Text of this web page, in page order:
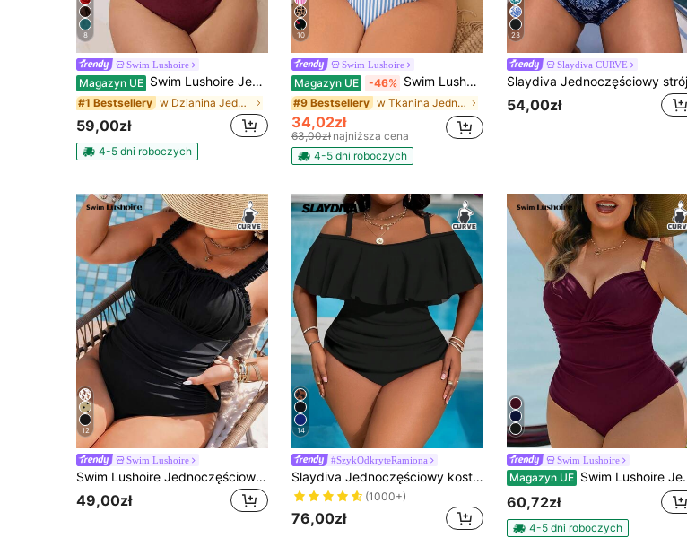
8
Swim Lushoire
Magazyn UE Swim Lushoire Jednoczęściowy kostium kąpielowy dla kobiet w dużych rozmiarach z marszczonym pasem z motylem, swobodny, wakacyjny
#1 Bestsellery w Dzianina Jednoczęściowe rozmiary plus
59,00zł
4-5 dni roboczych
10
Swim Lushoire
Magazyn UE -46% Swim Lushoire Plus Size Women Printed Striped Spaghetti Strap Camisole, Modelujący Jednoczęściowy Kostium Kąpielowy Odpowiedni Na Plażę I Wakacje, Lato
#9 Bestsellery w Tkanina Jednoczęściowe rozmiary plus
34,02zł
63,00zł najniższa cena
4-5 dni roboczych
23
Slaydiva CURVE
54,00zł
12
Swim Lushoire
Swim Lushoire Jednoczęściowy kostium kąpielowy w dużym rozmiarze z nadrukiem kwiatów wiśni, dojrzały styl europejski i amerykański
49,00zł
14
#SzykOdkryteRamiona
Slaydiva Jednoczęściowy kostium kąpielowy dla kobiet w dużych rozmiarach z falbanką i odkrytymi ramionami, z marszczeniami po bokach, na letnią plażę
(1000+)
76,00zł
Swim Lushoire
Magazyn UE Swim Lushoire Jednokolorowy, skrzyżowany, metalowy, ozdobny, elegancki, jednoczęściowy kostium kąpielowy w dużym rozmiarze, odpowiedni na wakacje na plaży
60,72zł
4-5 dni roboczych